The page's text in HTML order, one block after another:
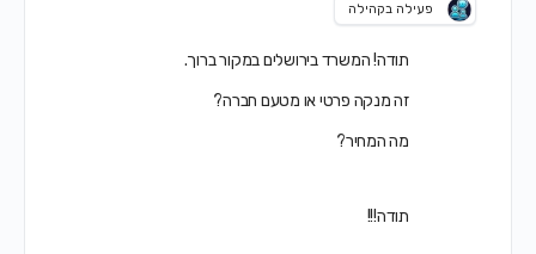
פעילה בקהילה
תודה! המשרד בירושלים במקור ברוך.
זה מנקה פרטי או מטעם חברה?
מה המחיר?
תודה!!!